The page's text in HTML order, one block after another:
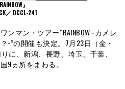
』
／ DCCL-241
マン・ツアー“RAINBOW -カメレ
-”の開催も決定。7月23日（金・
に、新潟、長野、埼玉、千葉、
9ヵ所をまわる。